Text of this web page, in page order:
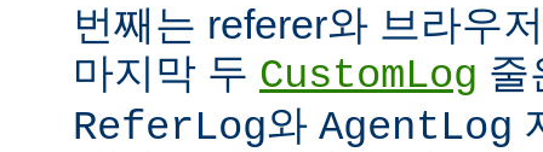
번째는 referer와 브라우
마지막 두 CustomLog 줄
ReferLog와 AgentLog